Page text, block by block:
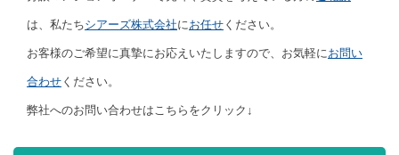
は、私たちシアーズ株式会社にお任せ ください。
お客様のご希望に真摯にお応えいたしますので、お気軽にお問い
合わせ ください。
弊社へのお問い合わせはこちらをクリック↓